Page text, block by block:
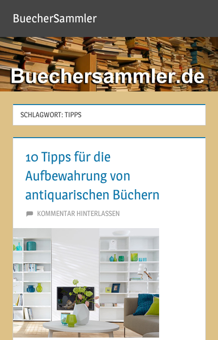
Inhalt
springen
BuecherSammler
SCHLAGWORT: TIPPS
10 Tipps für die
Aufbewahrung von
antiquarischen Büchern
11. MAI 2015
MARTINA BERG
KOMMENTAR HINTERLASSEN